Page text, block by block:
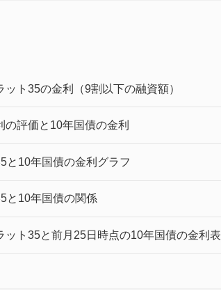
ット35の金利（9割以下の融資額）
の評価と10年国債の金利
と10年国債の金利グラフ
と10年国債の関係
ット35と前月25日時点の10年国債の金利表